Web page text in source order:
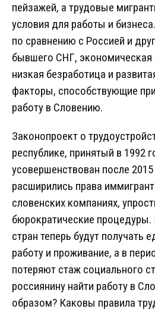
пейзажей, а трудовые
условия для работы и
по сравнению с Россией и
бывшего СНГ, экономическая
низкая безработица и
факторы, способствующие
работу в Словению.
Законопроект о
республике, принятый в 1992
усовершенствован после 2015
расширились права
словенских компаниях,
бюрократические процедуры.
стран теперь будут получать
работу и проживание, а в
потеряют стаж социального
россиянину найти работу в
образом? Каковы правила